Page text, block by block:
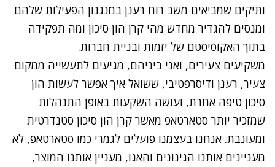
ותיקים שמביאים משב רוח רענן במנגנון הפעילות שלהם
ומנסים להגדיר מחדש מהי קרן הון סיכון ומה תפקידה
בתוך האקוסיסטם של יזמות ובניית חברות.
משקיעים צעירים, ואני ביניהם, מגיעים לתעשייה ממקום
צעיר, רענן ודיסרפטיבי, ששואל איך אפשר לעשות הון
סיכון טיפה אחרת, ועושה השקעות באופן התנהלות
שמזכיר יותר סטארטאפ מאשר קרן הון סיכון סטנדרטית
ומעונבת. אנחנו בעצמנו פועלים לגמרי כמו סטארטאפ, לא
מעניינים אותנו הגינונים והאגו, מעניין אותנו המוצר,